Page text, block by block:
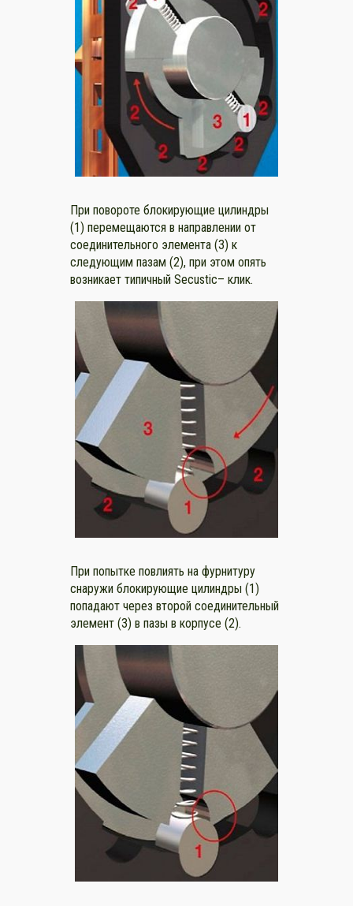
При повороте блокирующие цилиндры
(1) перемещаются в направлении от
соединительного элемента (3) к
следующим пазам (2), при этом опять
возникает типичный Secustic– клик.
При попытке повлиять на фурнитуру
снаружи блокирующие цилиндры (1)
попадают через второй соединительный
элемент (3) в пазы в корпусе (2).